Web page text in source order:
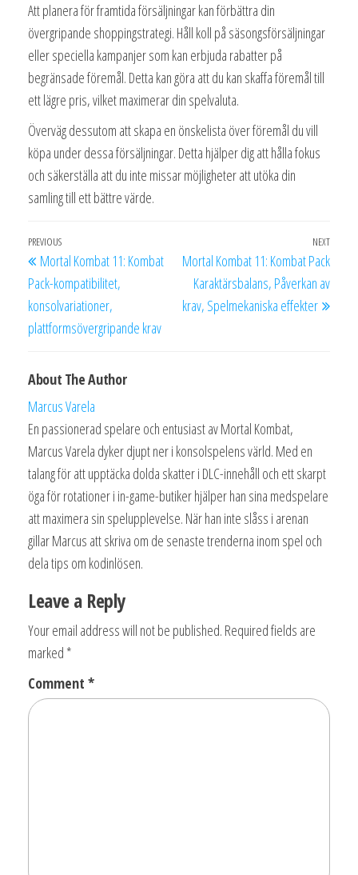
Att planera för framtida försäljningar kan förbättra din
övergripande shoppingstrategi. Håll koll på säsongsförsäljningar
eller speciella kampanjer som kan erbjuda rabatter på
begränsade föremål. Detta kan göra att du kan skaffa föremål till
ett lägre pris, vilket maximerar din spelvaluta.
Överväg dessutom att skapa en önskelista över föremål du vill
köpa under dessa försäljningar. Detta hjälper dig att hålla fokus
och säkerställa att du inte missar möjligheter att utöka din
samling till ett bättre värde.
Post
navigation
Previous
Post
PREVIOUS
Mortal Kombat 11: Kombat
Pack-kompatibilitet,
konsolvariationer,
plattformsövergripande krav
Next
Post
NEXT
Mortal Kombat 11: Kombat Pack
Karaktärsbalans, Påverkan av
krav, Spelmekaniska effekter
About The Author
Marcus Varela
En passionerad spelare och entusiast av Mortal Kombat,
Marcus Varela dyker djupt ner i konsolspelens värld. Med en
talang för att upptäcka dolda skatter i DLC-innehåll och ett skarpt
öga för rotationer i in-game-butiker hjälper han sina medspelare
att maximera sin spelupplevelse. När han inte slåss i arenan
gillar Marcus att skriva om de senaste trenderna inom spel och
dela tips om kodinlösen.
Leave a Reply
Your email address will not be published. Required fields are
marked *
Comment *